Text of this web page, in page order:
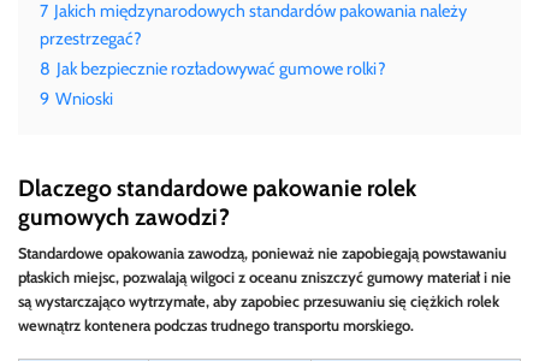
7 Jakich międzynarodowych standardów pakowania należy
przestrzegać?
8 Jak bezpiecznie rozładowywać gumowe rolki?
9 Wnioski
Dlaczego standardowe pakowanie rolek
gumowych zawodzi?
Standardowe opakowania zawodzą, ponieważ nie zapobiegają powstawaniu
płaskich miejsc, pozwalają wilgoci z oceanu zniszczyć gumowy materiał i nie
są wystarczająco wytrzymałe, aby zapobiec przesuwaniu się ciężkich rolek
wewnątrz kontenera podczas trudnego transportu morskiego.